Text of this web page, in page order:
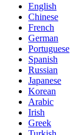
English
Chinese
French
German
Portuguese
Spanish
Russian
Japanese
Korean
Arabic
Irish
Greek